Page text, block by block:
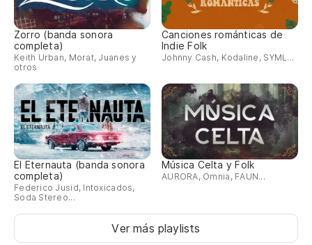
Zorro (banda sonora
completa)
Keith Urban, Morat, Juanes y
otros
Canciones románticas de
Indie Folk
Johnny Cash, Kodaline, SYML...
El Eternauta (banda sonora
completa)
Federico Jusid, Intoxicados,
Soda Stereo...
Música Celta y Folk
AURORA, Omnia, FAUN...
Ver más playlists